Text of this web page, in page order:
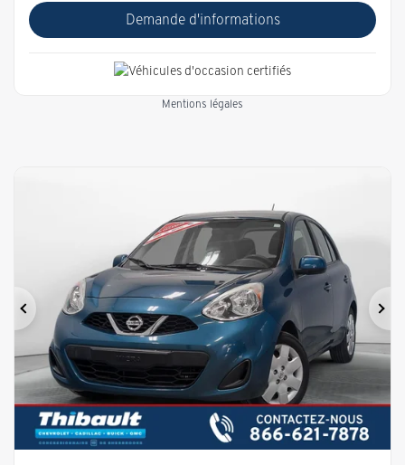
Demande d'informations
Mentions légales
Précédent